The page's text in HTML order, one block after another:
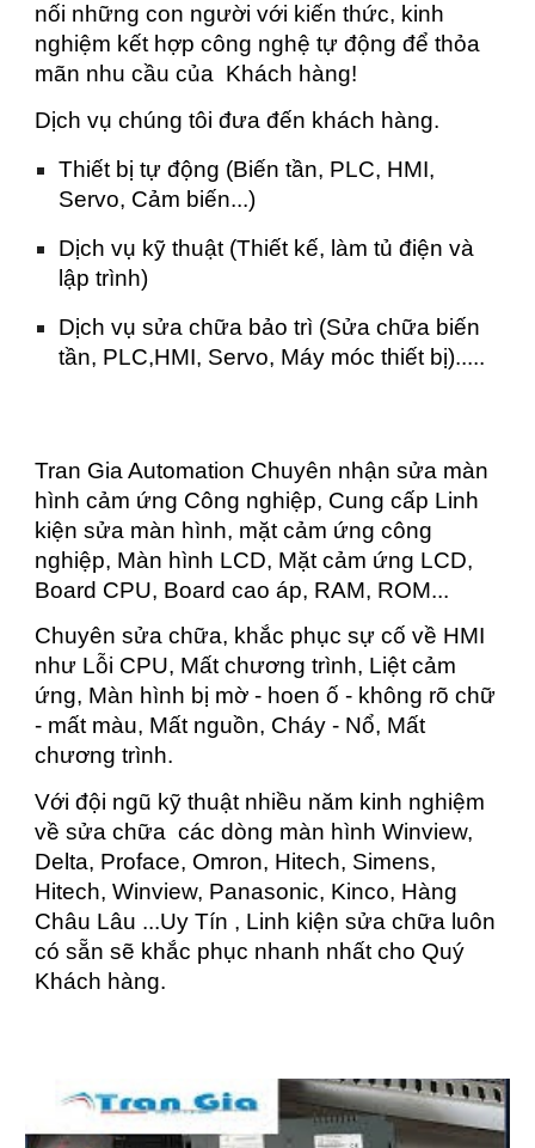
nối những con người với kiến thức, kinh
nghiệm kết hợp công nghệ tự động để thỏa
mãn nhu cầu của Khách hàng!
Dịch vụ chúng tôi đưa đến khách hàng.
Thiết bị tự động (Biến tần, PLC, HMI,
Servo, Cảm biến...)
Dịch vụ kỹ thuật (Thiết kế, làm tủ điện và
lập trình)
Dịch vụ sửa chữa bảo trì (Sửa chữa biến
tần, PLC,HMI, Servo, Máy móc thiết bị).....
Tran Gia Automation Chuyên nhận sửa màn
hình cảm ứng Công nghiệp, Cung cấp Linh
kiện sửa màn hình, mặt cảm ứng công
nghiệp, Màn hình LCD, Mặt cảm ứng LCD,
Board CPU, Board cao áp, RAM, ROM...
Chuyên sửa chữa, khắc phục sự cố về HMI
như Lỗi CPU, Mất chương trình, Liệt cảm
ứng, Màn hình bị mờ - hoen ố - không rõ chữ
- mất màu, Mất nguồn, Cháy - Nổ, Mất
chương trình.
Với đội ngũ kỹ thuật nhiều năm kinh nghiệm
về sửa chữa các dòng màn hình Winview,
Delta, Proface, Omron, Hitech, Simens,
Hitech, Winview, Panasonic, Kinco, Hàng
Châu Lâu ...Uy Tín , Linh kiện sửa chữa luôn
có sẵn sẽ khắc phục nhanh nhất cho Quý
Khách hàng.